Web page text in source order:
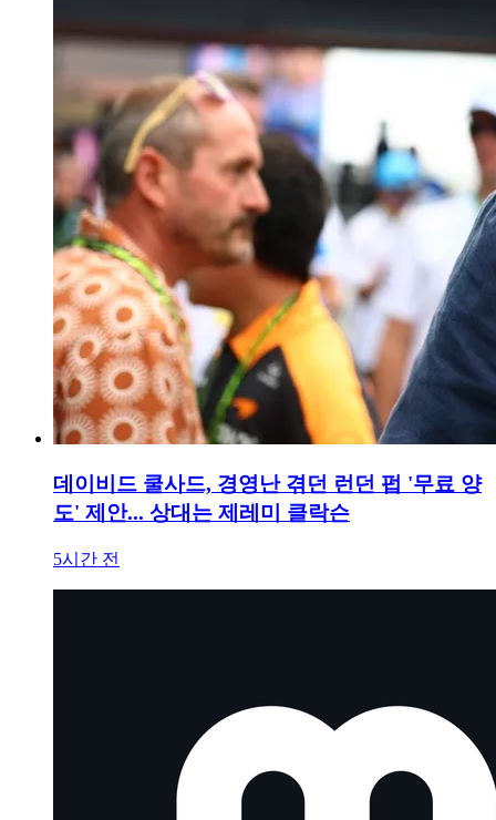
데이비드 쿨사드, 경영난 겪던 런던 펍 '무료 양
도' 제안... 상대는 제레미 클락슨
5시간 전